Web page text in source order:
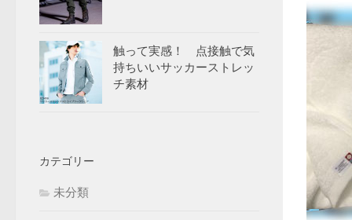
触って実感！ 点接触で気
持ちいいサッカーストレッ
チ素材
カテゴリー
未分類